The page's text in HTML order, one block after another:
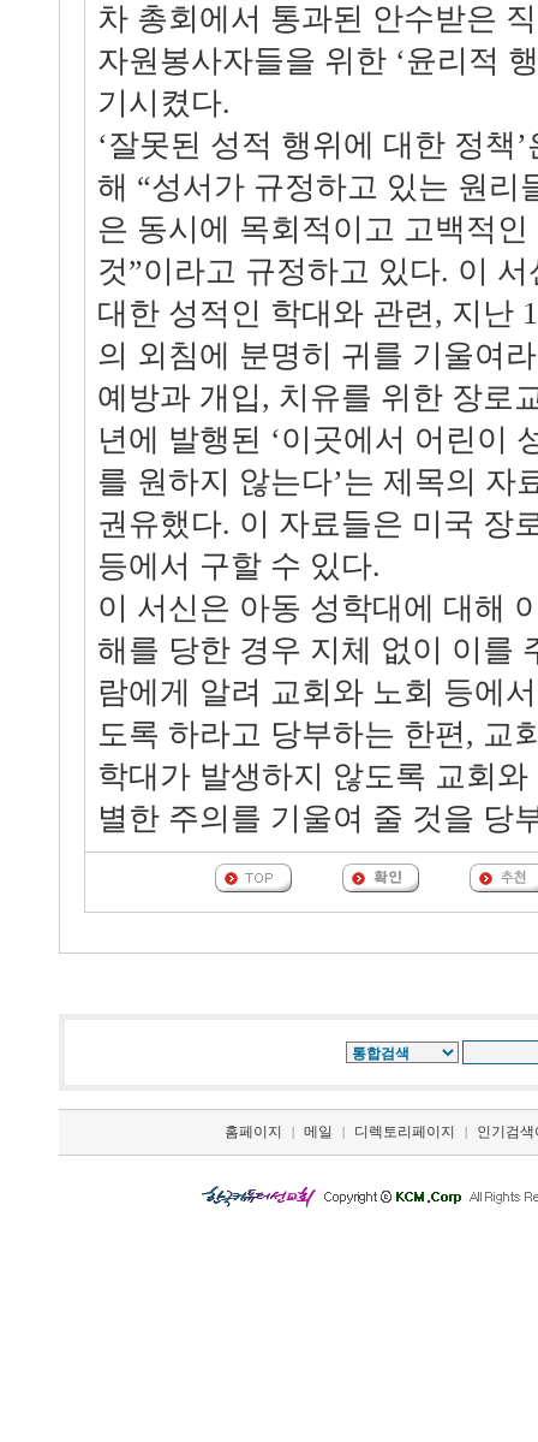
차 총회에서 통과된 안수받은
자원봉사자들을 위한 ‘윤리적
기시켰다.
‘잘못된 성적 행위에 대한 정책
해 “성서가 규정하고 있는 원리
은 동시에 목회적이고 고백적
것”이라고 규정하고 있다. 이
대한 성적인 학대와 관련, 지난
의 외침에 분명히 귀를 기울여
예방과 개입, 치유를 위한 장로
년에 발행된 ‘이곳에서 어린이
를 원하지 않는다’는 제목의 자
권유했다. 이 자료들은 미국 장
등에서 구할 수 있다.
이 서신은 아동 성학대에 대해
해를 당한 경우 지체 없이 이를
람에게 알려 교회와 노회 등에
도록 하라고 당부하는 한편, 교
학대가 발생하지 않도록 교회
별한 주의를 기울여 줄 것을 당
홈페이지 | 메일 | 디렉토리페이지 | 인기검색